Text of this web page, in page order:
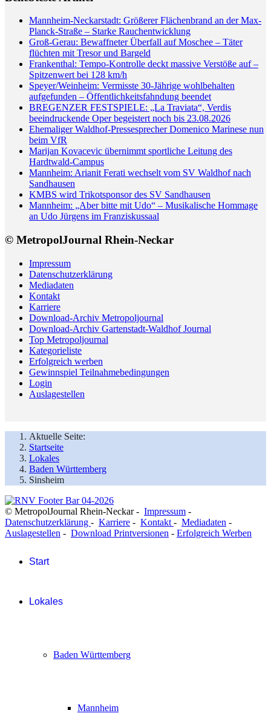
Mannheim-Neckarstadt: Größerer Flächenbrand an der Max-
Planck-Straße – Starke Rauchentwicklung
Groß-Gerau: Bewaffneter Überfall auf Moschee – Täter
flüchten mit Tresor und Bargeld
Frankenthal: Tempo-Kontrolle deckt massive Verstöße auf –
Spitzenwert bei 128 km/h
Speyer/Weinheim: Vermisste 30-Jährige wohlbehalten
aufgefunden – Öffentlichkeitsfahndung beendet
BREGENZER FESTSPIELE: „La Traviata“, Verdis
beeindruckende Oper begeistert noch bis 23.08.2026
Ehemaliger Waldhof-Pressesprecher Domenico Marinese nun
beim VfR
Marijan Kovacevic übernimmt sportliche Leitung des
Hardtwald-Campus
Mannheim: Arianit Ferati wechselt vom SV Waldhof nach
Sandhausen
KMBS wird Trikotsponsor des SV Sandhausen
Mannheim: „Aber bitte mit Udo“ – Musikalische Hommage
an Udo Jürgens im Franziskussaal
© MetropolJournal Rhein-Neckar
Impressum
Datenschutzerklärung
Mediadaten
Kontakt
Karriere
Download-Archiv Metropoljournal
Download-Archiv Gartenstadt-Waldhof Journal
Top Metropoljournal
Kategorieliste
Erfolgreich werben
Gewinnspiel Teilnahmebedingungen
Login
Auslagestellen
Aktuelle Seite:
Startseite
Lokales
Baden Württemberg
Sinsheim
© MetropolJournal Rhein-Neckar - Impressum -
Datenschutzerklärung - Karriere - Kontakt - Mediadaten -
Auslagestellen - Download Printversionen - Erfolgreich Werben
Start
Lokales
Baden Württemberg
Mannheim